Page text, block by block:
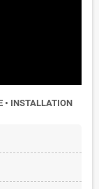
• INSTALLATION